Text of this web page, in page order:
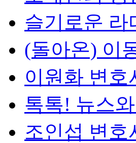
슬기로운 라
(돌아온) 이
이원화 변
톡톡! 뉴스
조인섭 변호